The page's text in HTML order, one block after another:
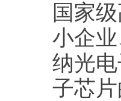
国家
小企
纳光
子芯